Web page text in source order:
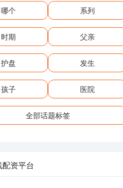
哪个 系列
时期 父亲
护盘 发生
孩子 医院
全部话题标签
资平台